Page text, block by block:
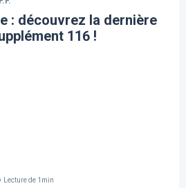
: découvrez la dernière
116 !
Lecture de 1 min